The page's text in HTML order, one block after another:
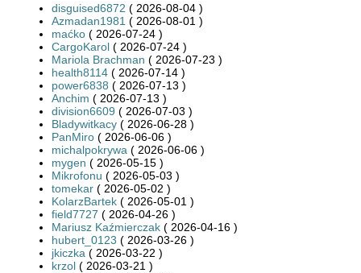
disguised6872 ( 2026-08-04 )
Azmadan1981 ( 2026-08-01 )
maćko ( 2026-07-24 )
CargoKarol ( 2026-07-24 )
Mariola Brachman ( 2026-07-23 )
health8114 ( 2026-07-14 )
power6838 ( 2026-07-13 )
Anchim ( 2026-07-13 )
division6609 ( 2026-07-03 )
Bladywitkacy ( 2026-06-28 )
PanMiro ( 2026-06-06 )
michalpokrywa ( 2026-06-06 )
mygen ( 2026-05-15 )
Mikrofonu ( 2026-05-03 )
tomekar ( 2026-05-02 )
KolarzBartek ( 2026-05-01 )
field7727 ( 2026-04-26 )
Mariusz Kaźmierczak ( 2026-04-16 )
hubert_0123 ( 2026-03-26 )
jkiczka ( 2026-03-22 )
krzol ( 2026-03-21 )